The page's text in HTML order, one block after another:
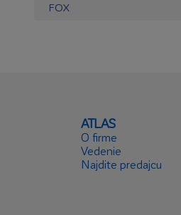
FOX
ATLAS
O firme
Vedenie
Najdite predajcu